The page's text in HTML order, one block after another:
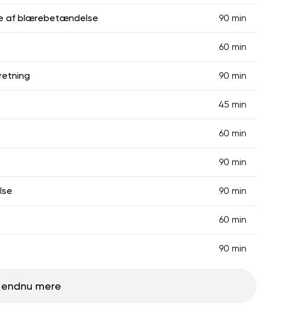
af blærebetændelse 90 min
60 min
90 min
45 min
60 min
90 min
90 min
60 min
90 min
endnu mere